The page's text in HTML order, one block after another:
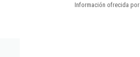
Información ofrecida por